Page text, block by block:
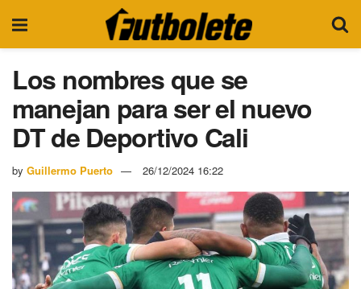
Los nombres que se
manejan para ser el nuevo
DT de Deportivo Cali
by Guillermo Puerto 26/12/2024 16:22